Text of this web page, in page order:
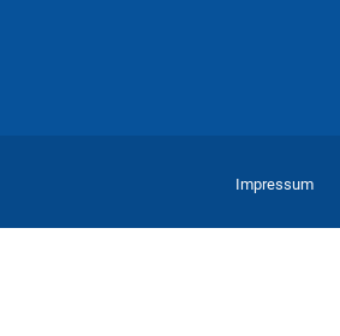
Impressum